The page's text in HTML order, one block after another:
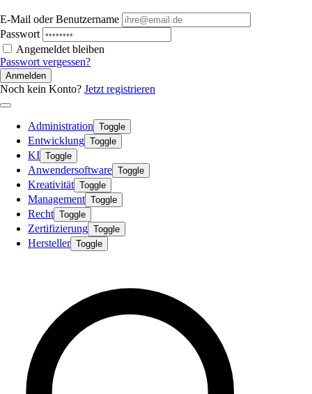
E-Mail oder Benutzername
Passwort
Angemeldet bleiben
Passwort vergessen?
Anmelden
Noch kein Konto? Jetzt registrieren
Administration Toggle
Entwicklung Toggle
KI Toggle
Anwendersoftware Toggle
Kreativität Toggle
Management Toggle
Recht Toggle
Zertifizierung Toggle
Hersteller Toggle